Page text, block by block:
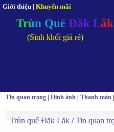
Giới thiệu | Khuyến mãi
Trùn Quế Đăk Lăk
(Sinh khối giá rẻ)
Tin quan trọng |Hình ảnh |Thanh toán
Trùn quế Đăk Lăk /Tin quan